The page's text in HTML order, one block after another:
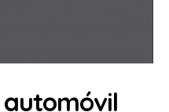
automóvil